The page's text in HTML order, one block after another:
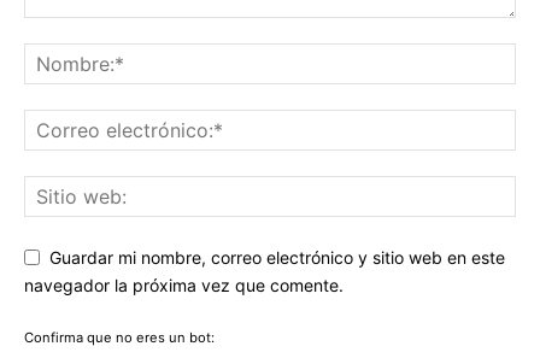
Guardar mi nombre, correo electrónico y sitio web en este
navegador la próxima vez que comente.
Confirma que no eres un bot: